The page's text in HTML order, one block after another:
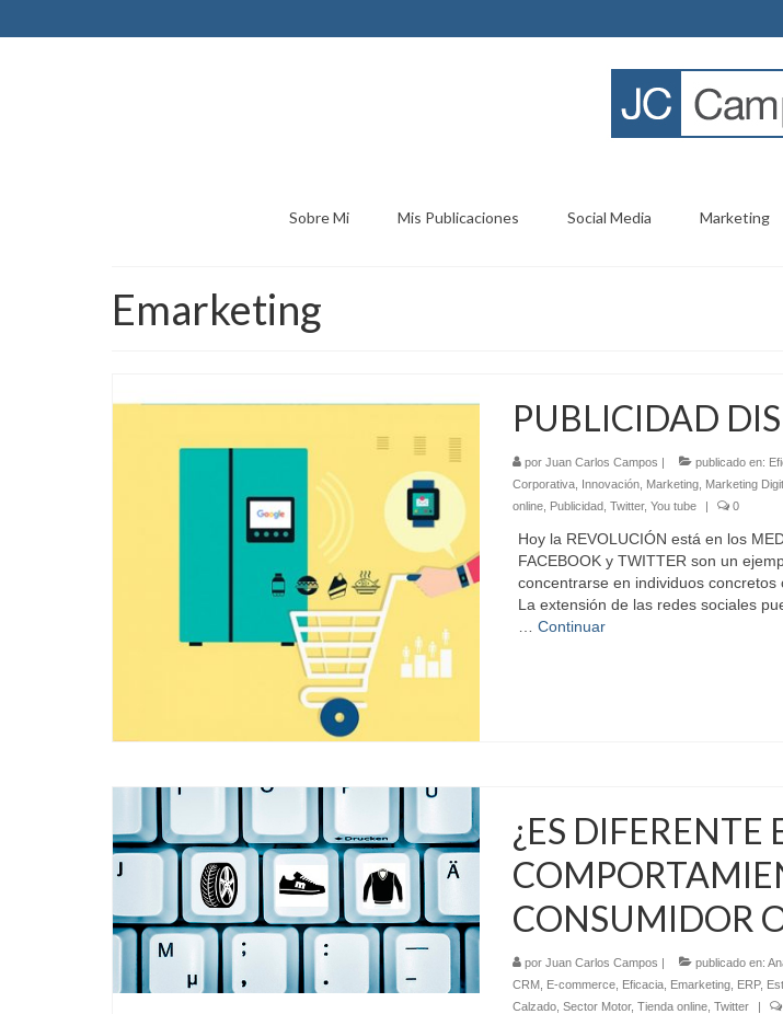
Sobre Mi Mis Publicaciones Social Media Marketing
Emarketing
PUBLICIDAD
por Juan Carlos Campos | publicado en:
Corporativa, Innovación, Marketing, Marketing
online, Publicidad, Twitter, You tube | 0
Hoy la REVOLUCIÓN está en los
FACEBOOK y TWITTER son un
concentrarse en individuos concretos
La extensión de las redes sociales
Continuar
¿ES DIFERENTE
CONSUMIDOR
por Juan Carlos Campos | publicado en:
CRM, E-commerce, Eficacia, Emarketing, ERP,
Calzado, Sector Motor, Tienda online, Twitter |